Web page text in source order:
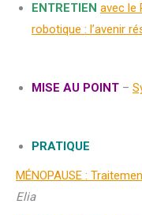
ENTRETIEN avec le
robotique : l’avenir
MISE AU POINT –
PRATIQUE
MÉNOPAUSE :
Elia